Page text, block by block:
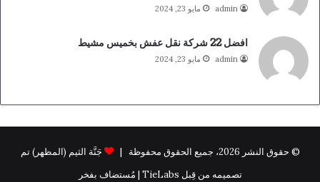
admin مايو 23, 2024
افضل 22 شركة نقل عفش بخميس مشيط
admin مايو 23, 2024
© حقوق النشر 2026، جميع الحقوق محفوظة |
جَنَّة الثيم (المظهر) تم
تصميمه من قِبل TieLabs | مُستضاف بفخر